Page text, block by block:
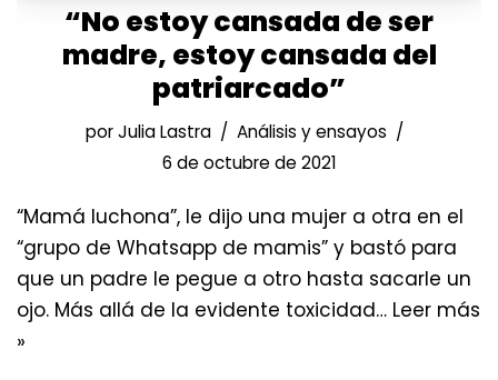
“No estoy cansada de ser
madre, estoy cansada del
patriarcado”
porJulia Lastra
Análisis y ensayos
6 de octubre de 2021
“Mamá luchona”, le dijo una mujer a otra en el
“grupo de Whatsapp de mamis” y bastó para
que un padre le pegue a otro hasta sacarle un
ojo. Más allá de la evidente toxicidad… Leer más
»